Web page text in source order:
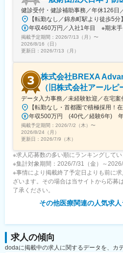
す。
・会議や打ち合わせで必要な時は
います）が発生します。
※国内出張の頻度は1~3回/年です
ます。）
30代～40代で構成されています。
お子様がおられる社員が多く、在
ャリアを築ける環境です。
こちらの組織には、内資外資の製
研究所での経験、CMC薬事の経験
変更の範囲：会社の定める業務
健診受付・健診補助事務／年休126日
掲載予定期間： 2026/7/13（月） 〜
2026/8/16（日）
更新日： 2026/7/13（月）
株式会社BREXA
（旧株式会社アールピ
データ入力事務／未経験歓迎／在宅
掲載予定期間： 2026/7/2（木） 〜
2026/8/24（月）
更新日： 2026/7/9（木）
※求人応募数の多い順にランキングしてい
※集計対象期間：2026/7/31（金）～2026/
※事情により掲載終了予定日よりも前に
ざいます。その場合は当サイトから応募
了承ください。
その他医療関連の人気求
求人の傾向
dodaに掲載中の求人に関するデータを、カ